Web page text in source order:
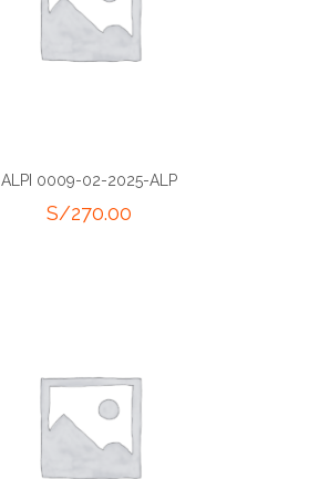
ALPI 0009-02-2025-ALP
S/270.00